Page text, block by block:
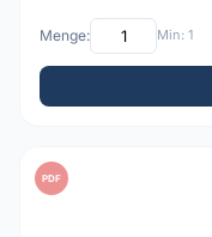
Menge: Min: 1
PDF